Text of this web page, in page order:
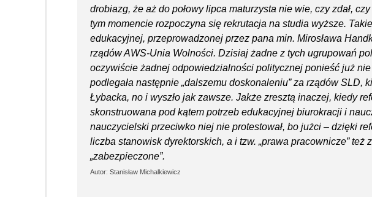
drobiazg, że aż do połowy lipca maturzysta nie wie, czy zdał,
tym momencie rozpoczyna się rekrutacja na studia wyższe.
edukacyjnej, przeprowadzonej przez pana min. Mirosława
rządów AWS-Unia Wolności. Dzisiaj żadne z tych ugrupowań
oczywiście żadnej odpowiedzialności politycznej ponieść już
podlegała następnie „dalszemu doskonaleniu” za rządów SLD,
Łybacka, no i wyszło jak zawsze. Jakże zresztą inaczej, kiedy
skonstruowana pod kątem potrzeb edukacyjnej biurokracji i
nauczycielski przeciwko niej nie protestował, bo jużci – dzięki
liczba stanowisk dyrektorskich, a i tzw. „prawa pracownicze” też
„zabezpieczone”.
Autor: Stanisław Michalkiewicz